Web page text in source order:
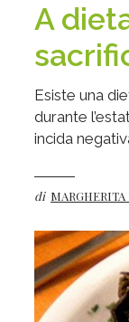
A
Esiste una
durante
incida
di MARGHERITA